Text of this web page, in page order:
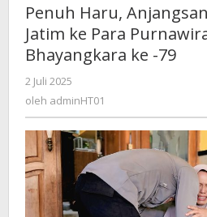
Penuh Haru,
Jatim ke Para
Bhayangkara ke -79
2 Juli 2025
adminHT01
oleh adminHT01